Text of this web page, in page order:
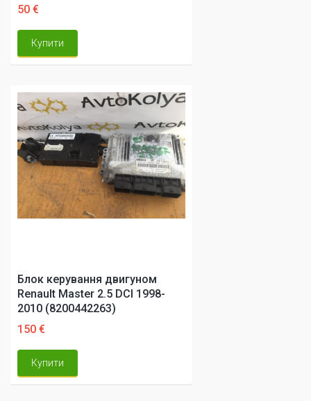
50 €
Купити
Блок керування двигуном
Renault Master 2.5 DCI 1998-
2010 (8200442263)
150 €
Купити